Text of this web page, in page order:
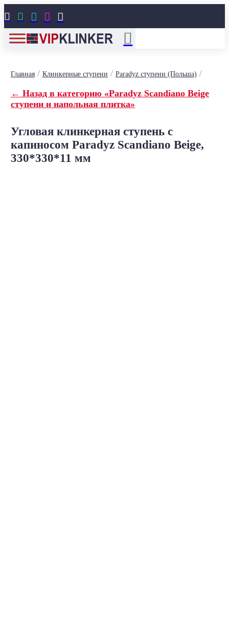
    
Главная/ Клинкерные ступени / Paradyz ступени (Польша) /
← Назад в категорию «Paradyz Scandiano Beige
ступени и напольная плитка»
Угловая клинкерная ступень с
капиносом Paradyz Scandiano Beige,
330*330*11 мм